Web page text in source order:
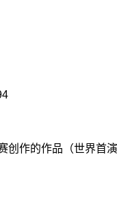
创作的作品（世界首演